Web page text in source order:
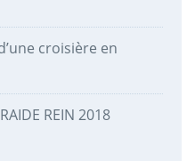
croisière en
REIN 2018